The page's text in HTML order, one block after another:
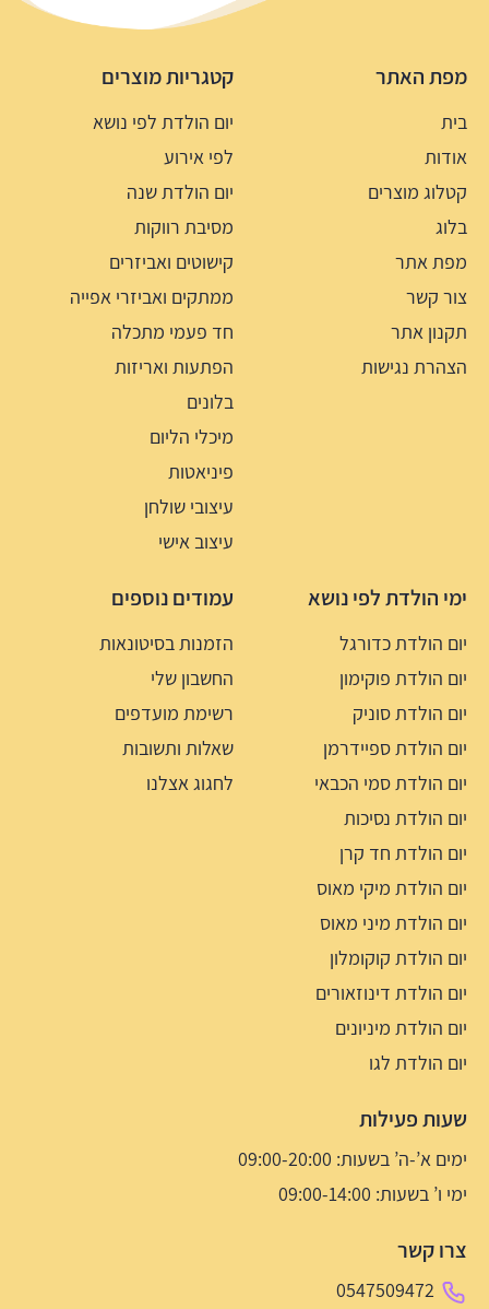
מפת האתר
בית
אודות
קטלוג מוצרים
בלוג
מפת אתר
צור קשר
תקנון אתר
הצהרת נגישות
קטגריות מוצרים
יום הולדת לפי נושא
לפי אירוע
יום הולדת שנה
מסיבת רווקות
קישוטים ואביזרים
ממתקים ואביזרי אפייה
חד פעמי מתכלה
הפתעות ואריזות
בלונים
מיכלי הליום
פיניאטות
עיצובי שולחן
עיצוב אישי
ימי הולדת לפי נושא
יום הולדת כדורגל
יום הולדת פוקימון
יום הולדת סוניק
יום הולדת ספיידרמן
יום הולדת סמי הכבאי
יום הולדת נסיכות
יום הולדת חד קרן
יום הולדת מיקי מאוס
יום הולדת מיני מאוס
יום הולדת קוקומלון
יום הולדת דינוזאורים
יום הולדת מיניונים
יום הולדת לגו
עמודים נוספים
הזמנות בסיטונאות
החשבון שלי
רשימת מועדפים
שאלות ותשובות
לחגוג אצלנו
שעות פעילות
ימים א’-ה’ בשעות: 09:00-20:00
ימי ו’ בשעות: 09:00-14:00
צרו קשר
0547509472